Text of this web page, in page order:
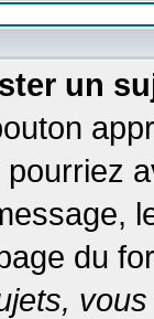
un
du